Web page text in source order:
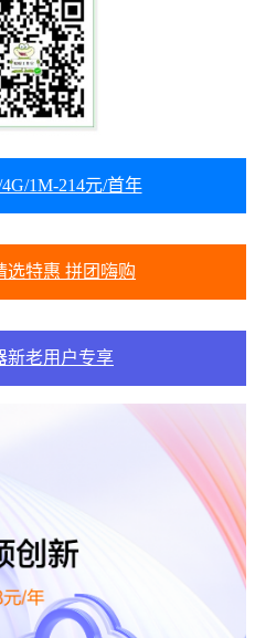
1M-214元/首年
选特惠 拼团嗨购
新老用户专享